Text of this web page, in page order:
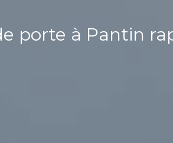
porte à Pantin